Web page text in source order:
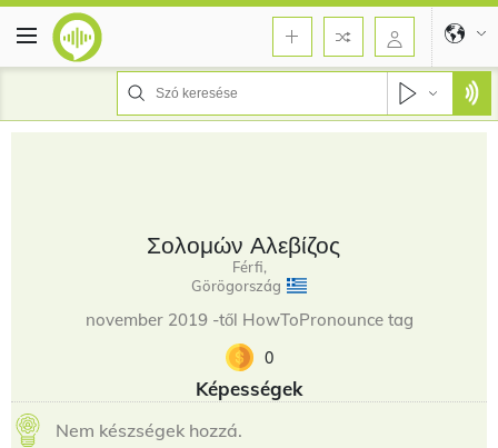
Σολομών Αλεβίζος
Férfi,
Görögország
november 2019 -től HowToPronounce tag
0
Képességek
Nem készségek hozzá.